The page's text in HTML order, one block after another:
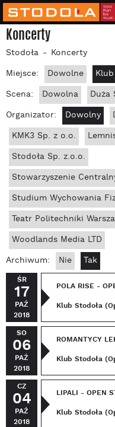
Koncerty
Stodoła
Koncerty
Miejsce:
Dowolne
Scena:
Dowolna Duża
Organizator:
Dowolny
KMK3 Sp. z o.o.
Stodoła Sp. z.o.o.
Stowarzyszenie
Studium Wychowania
Teatr Politechniki
Woodlands Media LTD
Archiwum:
Nie Tak
ŚR
17
PAŹ
2018
POLA RISE -
Klub Stodoła
SO
06
PAŹ
2018
ROMANTYCY
Klub Stodoła
CZ
04
PAŹ
2018
LIPALI - OPEN
Klub Stodoła